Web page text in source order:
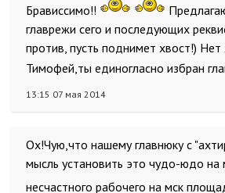
Брависсимо!!
главрежи сего и последующих
против, пусть поднимет хвост!) Нет
Тимофей,ты единогласно избран
13:15 07 мая 2014
Ох!Чую,что нашему главнюку с
мысль установить это чудо-юдо на
несчастного рабочего на мск